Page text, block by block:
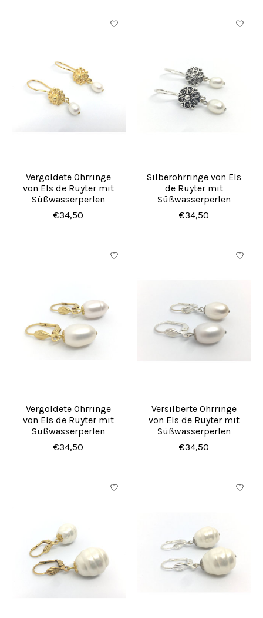
Vergoldete Ohrringe
von Els de Ruyter mit
Süßwasserperlen
€34,50
Silberohrringe von Els
de Ruyter mit
Süßwasserperlen
€34,50
Vergoldete Ohrringe
von Els de Ruyter mit
Süßwasserperlen
€34,50
Versilberte Ohrringe
von Els de Ruyter mit
Süßwasserperlen
€34,50